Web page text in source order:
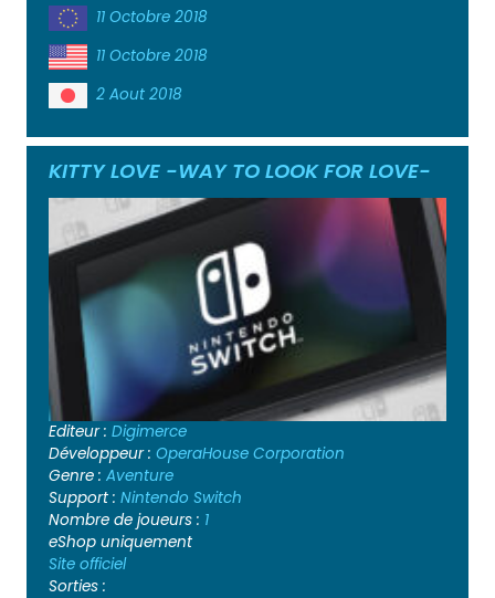
11 Octobre 2018
11 Octobre 2018
2 Aout 2018
KITTY LOVE -WAY TO LOOK FOR LOVE-
Editeur : Digimerce
Développeur : OperaHouse Corporation
Genre : Aventure
Support : Nintendo Switch
Nombre de joueurs : 1
eShop uniquement
Site officiel
Sorties :